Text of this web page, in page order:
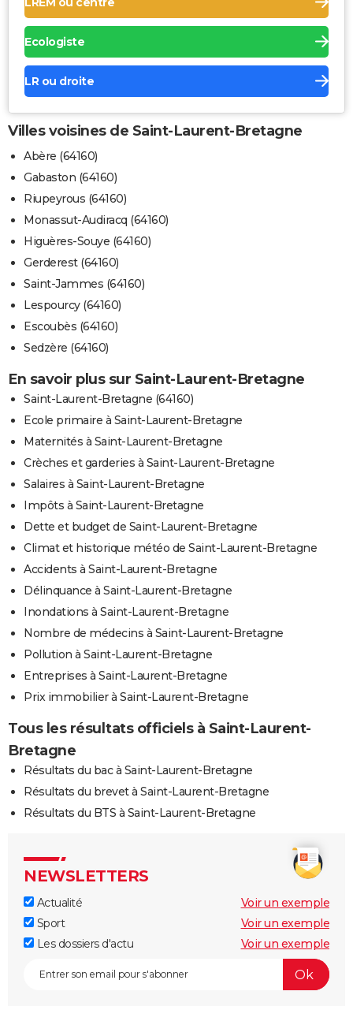
Ecologiste
LR ou droite
Villes voisines de Saint-Laurent-Bretagne
Abère (64160)
Gabaston (64160)
Riupeyrous (64160)
Monassut-Audiracq (64160)
Higuères-Souye (64160)
Gerderest (64160)
Saint-Jammes (64160)
Lespourcy (64160)
Escoubès (64160)
Sedzère (64160)
En savoir plus sur Saint-Laurent-Bretagne
Saint-Laurent-Bretagne (64160)
Ecole primaire à Saint-Laurent-Bretagne
Maternités à Saint-Laurent-Bretagne
Crèches et garderies à Saint-Laurent-Bretagne
Salaires à Saint-Laurent-Bretagne
Impôts à Saint-Laurent-Bretagne
Dette et budget de Saint-Laurent-Bretagne
Climat et historique météo de Saint-Laurent-Bretagne
Accidents à Saint-Laurent-Bretagne
Délinquance à Saint-Laurent-Bretagne
Inondations à Saint-Laurent-Bretagne
Nombre de médecins à Saint-Laurent-Bretagne
Pollution à Saint-Laurent-Bretagne
Entreprises à Saint-Laurent-Bretagne
Prix immobilier à Saint-Laurent-Bretagne
Tous les résultats officiels à Saint-Laurent-
Bretagne
Résultats du bac à Saint-Laurent-Bretagne
Résultats du brevet à Saint-Laurent-Bretagne
Résultats du BTS à Saint-Laurent-Bretagne
NEWSLETTERS
Actualité
Voir un exemple
Sport
Voir un exemple
Les dossiers d'actu
Voir un exemple